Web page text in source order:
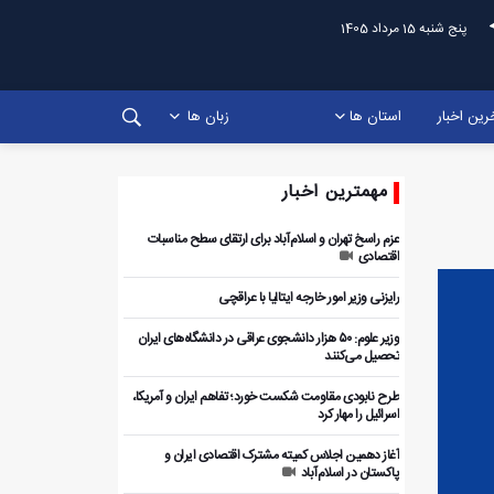
پنج شنبه 15 مرداد 1405
اخبار استان ها زبان ها
مهمترین اخبار
عزم راسخ تهران و اسلام‌آباد برای ارتقای سطح مناسبات
اقتصادی
رایزنی وزیر امور خارجه ایتالیا با عراقچی
وزیر علوم: ۵۰ هزار دانشجوی عراقی در دانشگاه‌های ایران
تحصیل می‌کنند
طرح نابودی مقاومت شکست خورد؛ تفاهم ایران و آمریکا،
اسرائیل را مهار کرد
آغاز دهمین اجلاس کمیته مشترک اقتصادی ایران و
پاکستان در اسلام‌آباد